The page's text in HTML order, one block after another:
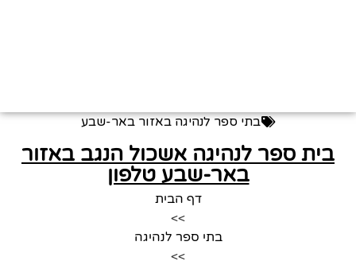
בתי ספר לנהיגה באזור באר-שבע
בית ספר לנהיגה אשכול הנגב באזור
באר-שבע טלפון
דף הבית
>>
בתי ספר לנהיגה
>>